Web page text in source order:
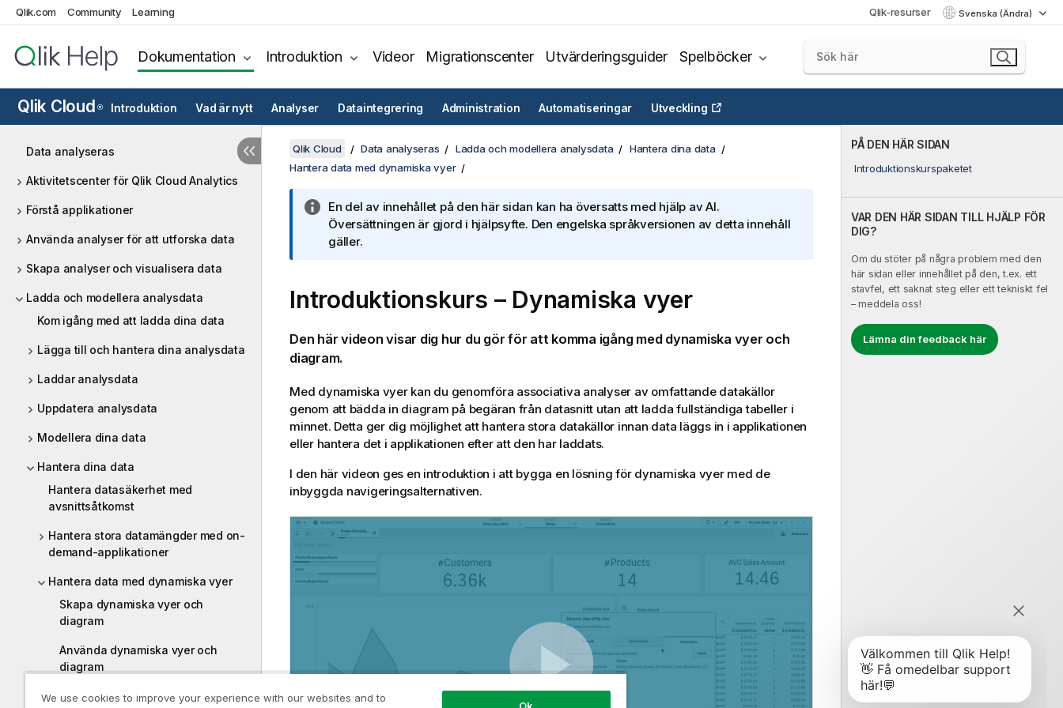
Qlik.com Community Learning Qlik-resurser Svenska (Ändra)
Dokumentation Introduktion Videor Migrationscenter Utvärderingsguider Spelböcker
Qlik Cloud ® Introduktion Vad är nytt Analyser Dataintegrering Administration Automatiseringar Utveckling
Data analyseras
Aktivitetscenter för Qlik Cloud Analytics
Förstå applikationer
Använda analyser för att utforska data
Skapa analyser och visualisera data
Ladda och modellera analysdata
Kom igång med att ladda dina data
Lägga till och hantera dina analysdata
Laddar analysdata
Uppdatera analysdata
Modellera dina data
Hantera dina data
Hantera datasäkerhet med
avsnittsåtkomst
Hantera stora datamängder med on-
demand-applikationer
Hantera data med dynamiska vyer
Skapa dynamiska vyer och
diagram
Använda dynamiska vyer och
diagram
Introduktionskurs – Dynamiska
PÅ DEN HÄR SIDAN
Introduktionskurspaketet
VAR DEN HÄR SIDAN TILL HJÄLP FÖR
DIG?
Om du stöter på några problem med den
här sidan eller innehållet på den, t.ex. ett
stavfel, ett saknat steg eller ett tekniskt fel
– meddela oss!
Lämna din feedback här
Qlik Cloud Data analyseras Ladda och modellera analysdata
Hantera dina data
Hantera data med dynamiska vyer
En del av innehållet på den här sidan kan ha översatts med hjälp av AI.
Översättningen är gjord i hjälpsyfte. Den engelska språkversionen av detta innehåll
gäller.
Introduktionskurs – Dynamiska vyer
Den här videon visar dig hur du gör för att komma igång med dynamiska vyer och
diagram.
Med dynamiska vyer kan du genomföra associativa analyser av omfattande datakällor
genom att bädda in diagram på begäran från datasnitt utan att ladda fullständiga tabeller i
minnet. Detta ger dig möjlighet att hantera stora datakällor innan data läggs in i applikationen
eller hantera det i applikationen efter att den har laddats.
I den här videon ges en introduktion i att bygga en lösning för dynamiska vyer med de
inbyggda navigeringsalternativen.
We use cookies to improve your experience with our websites and to